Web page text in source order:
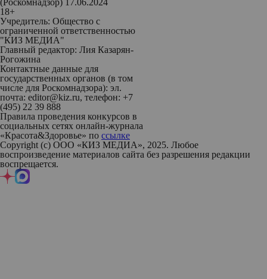
18+
Учредитель: Общество с
ограниченной ответственностью
"КИЗ МЕДИА"
Главный редактор: Лия Казарян-
Рогожина
Контактные данные для
государственных органов (в том
числе для Роскомнадзора): эл.
почта: editor@kiz.ru, телефон: +7
(495) 22 39 888
Правила проведения конкурсов в
социальных сетях онлайн-журнала
«Красота&Здоровье» по ссылке
Copyright (с) ООО «КИЗ МЕДИА», 2025. Любое
воспроизведение материалов сайта без разрешения редакции
воспрещается.